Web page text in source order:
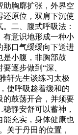
助胸廓扩张，外界空
还原位，双肩下沉使
二、腹式呼吸法：
有意识地形成一种小
那口气缓缓向下送进
是小腹，非胸部鼓
逐步做到“深、
轩先生谈练习太极
使呼吸趁着缓和的
的鼓荡开合，并须要
静安舒可以蓄神，
能充实，身体健康也
关于丹田的位置，